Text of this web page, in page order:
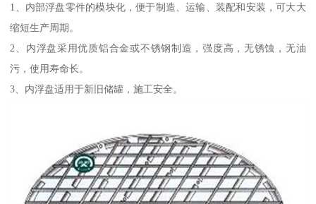
1、内部浮盘零件的模块化，便于制造、运输、装配和安装，可大大
缩短生产周期。
2、内浮盘采用优质铝合金或不锈钢制造，强度高，无锈蚀，无油
污，使用寿命长。
3、内浮盘适用于新旧储罐，施工安全。